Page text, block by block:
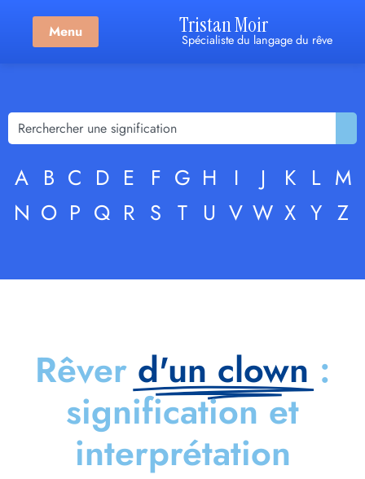
Menu Tristan Moir
Spécialiste du langage du rêve
A B C D E F G H I J K L M
N O P Q R S T U V W X Y Z
Rêver d'un clown :
signification et
interprétation